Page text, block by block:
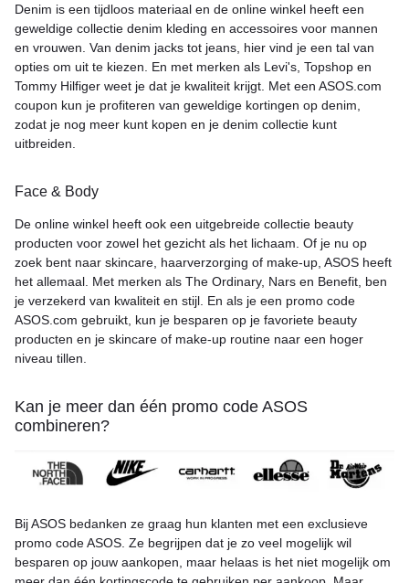
Denim is een tijdloos materiaal en de online winkel heeft een
geweldige collectie denim kleding en accessoires voor mannen
en vrouwen. Van denim jacks tot jeans, hier vind je een tal van
opties om uit te kiezen. En met merken als Levi's, Topshop en
Tommy Hilfiger weet je dat je kwaliteit krijgt. Met een ASOS.com
coupon kun je profiteren van geweldige kortingen op denim,
zodat je nog meer kunt kopen en je denim collectie kunt
uitbreiden.
Face & Body
De online winkel heeft ook een uitgebreide collectie beauty
producten voor zowel het gezicht als het lichaam. Of je nu op
zoek bent naar skincare, haarverzorging of make-up, ASOS heeft
het allemaal. Met merken als The Ordinary, Nars en Benefit, ben
je verzekerd van kwaliteit en stijl. En als je een promo code
ASOS.com gebruikt, kun je besparen op je favoriete beauty
producten en je skincare of make-up routine naar een hoger
niveau tillen.
Kan je meer dan één promo code ASOS
combineren?
Bij ASOS bedanken ze graag hun klanten met een exclusieve
promo code ASOS. Ze begrijpen dat je zo veel mogelijk wil
besparen op jouw aankopen, maar helaas is het niet mogelijk om